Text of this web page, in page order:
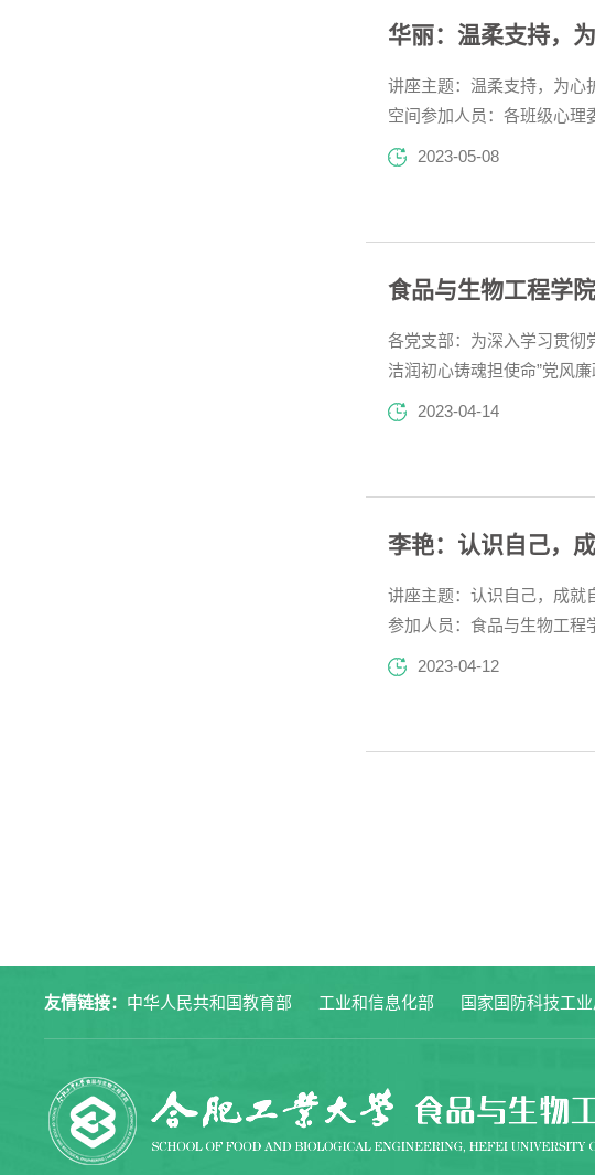
华丽：温柔支持，
讲座主题：温柔支持，为
空间参加人员：各班级心理
学院学生工作办公室副主任
2023-05-08
食品与生物工程学
各党支部：为深入学习贯彻
洁润初心铸魂担使命”党风
2023-04-14
李艳：认识自己，
讲座主题：认识自己，成
参加人员：食品与生物工程
2023-04-12
友情链接： 中华人民共和国教育部 工业和信息化部 国家国防科技工